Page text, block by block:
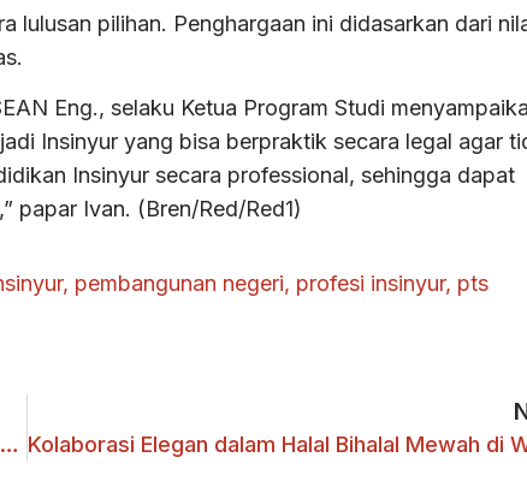
lulusan pilihan. Penghargaan ini didasarkan dari
Eng., selaku Ketua Program Studi
Insinyur yang bisa berpraktik secara legal agar
Insinyur secara professional, sehingga dapat
papar Ivan. (Bren/Red/Red1)
, pembangunan negeri, profesi insinyur, pts
IJA 2025 Kampanyekan Isu Lingkungan melalui Karya Kreatif